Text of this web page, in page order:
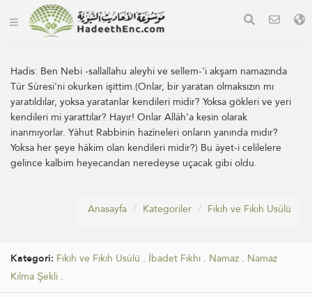
Hadis: Ben Nebi -sallallahu aleyhi ve sellem-'i akşam namazında
Tûr Sûresi'ni okurken işittim.(Onlar, bir yaratan olmaksızın mı
yaratıldılar, yoksa yaratanlar kendileri midir? Yoksa gökleri ve yeri
kendileri mi yarattılar? Hayır! Onlar Allâh’a kesin olarak
inanmıyorlar. Yâhut Rabbinin hazîneleri onların yanında mıdır?
Yoksa her şeye hâkim olan kendileri midir?) Bu âyet-i celilelere
gelince kalbim heyecandan neredeyse uçacak gibi oldu.
Anasayfa Kategoriler Fıkıh ve Fıkıh Usûlü
Kategori: Fıkıh ve Fıkıh Usûlü . İbadet Fıkhı . Namaz . Namaz
Kılma Şekli .